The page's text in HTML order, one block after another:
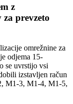
z
prevzeto
omrežnine za
odjema 15-
se uvrstijo vsi
izstavljen račun
M1-3, M1-4, M1-5,